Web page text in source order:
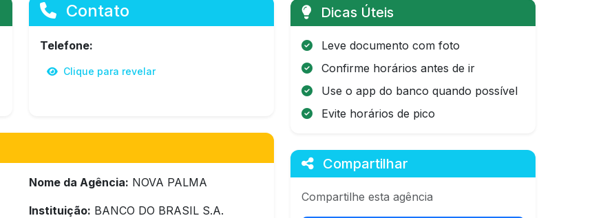
Contato
Telefone:
Clique para revelar
Nome da Agência: NOVA PALMA
Instituição: BANCO DO BRASIL S.A.
Dicas Úteis
Leve documento com foto
Confirme horários antes de ir
Use o app do banco quando possível
Evite horários de pico
Compartilhar
Compartilhe esta agência